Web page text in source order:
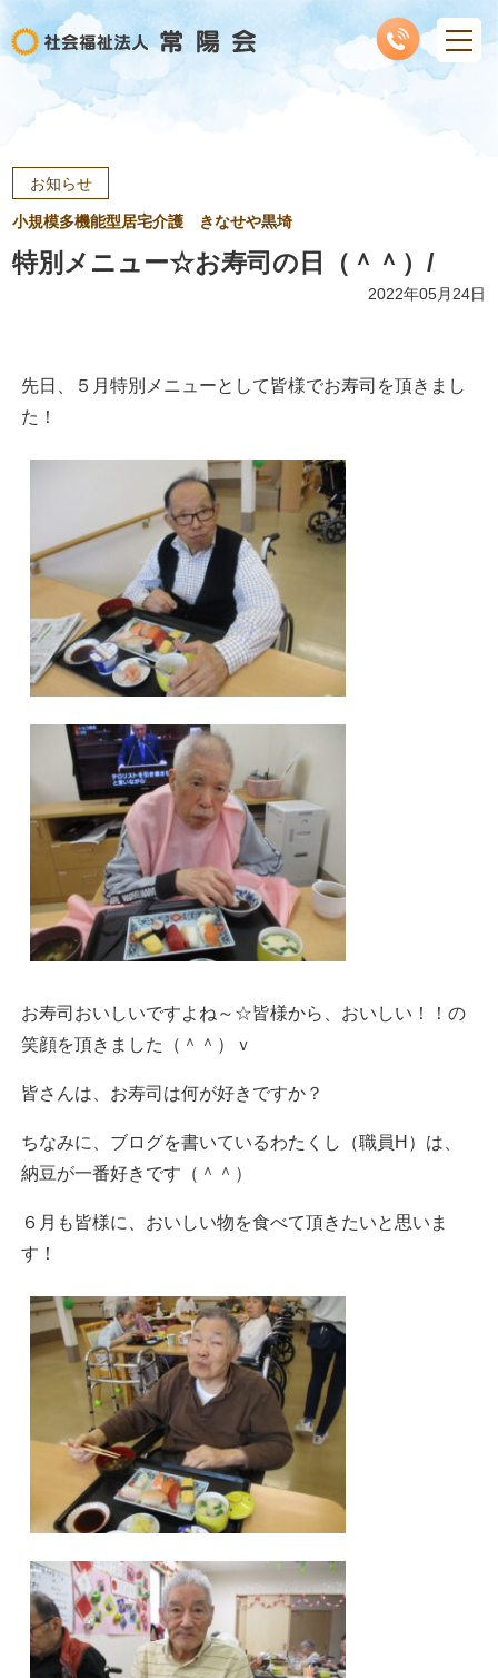
お知らせ
小規模多機能型居宅介護 きなせや黒埼
特別メニュー☆お寿司の日（＾＾）/
2022年05月24日
先日、５月特別メニューとして皆様でお寿司を頂きまし
た！
お寿司おいしいですよね～☆皆様から、おいしい！！の
笑顔を頂きました（＾＾）ｖ
皆さんは、お寿司は何が好きですか？
ちなみに、ブログを書いているわたくし（職員H）は、
納豆が一番好きです（＾＾）
６月も皆様に、おいしい物を食べて頂きたいと思いま
す！